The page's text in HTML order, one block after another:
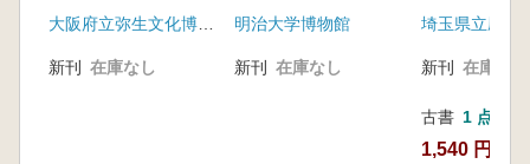
新刊 在庫なし
明治大学博物館
新刊 在庫なし 新刊 在庫なし
古書 1 点
1,540 円